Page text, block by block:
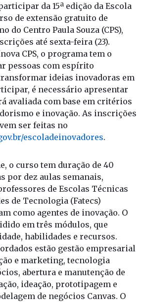
da 15ª edição da Escola
de extensão gratuito de
do Centro Paula Souza (CPS),
até sexta-feira (23).
CPS, o programa tem o
pessoas com espírito
ideias inovadoras em
é necessário apresentar
avaliada com base em critérios
e inovação. As inscrições
ser feitas no
escoladeinovadores.
o curso tem duração de 40
por dez aulas semanais,
de Escolas Técnicas
de Tecnologia (Fatecs)
como agentes de inovação. O
em três módulos, que
habilidades e recursos.
estão gestão empresarial
e marketing, tecnologia
abertura e manutenção de
ideação, prototipagem e
de negócios Canvas. O